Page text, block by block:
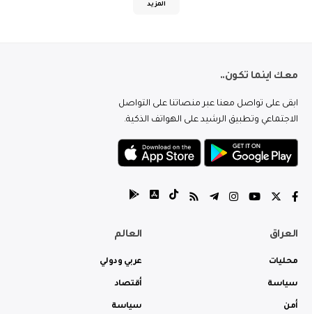
المزيد
معك اينما تكون..
ابقى على تواصل معنا عبر منصاتنا على التواصل
الاجتماعي وتطبيق الرشيد على الهواتف الذكية.
العراق
محليات
سياسة
أمن
العالم
عربي ودولي
أقتصاد
سياسة